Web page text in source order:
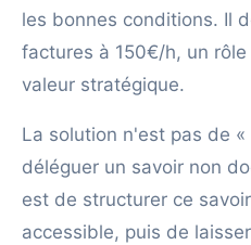
les bonnes conditions. Il
factures à 150€/h, un
valeur stratégique.
La solution n'est pas de
déléguer un savoir non
est de structurer ce
accessible, puis de